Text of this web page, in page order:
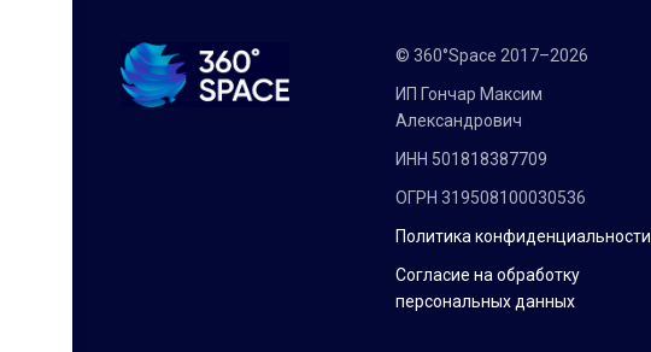
© 360°Space 2017–2026
ИП Гончар Максим
Александрович
ИНН 501818387709
ОГРН 319508100030536
Политика конфиденциальности
Согласие на обработку
персональных данных